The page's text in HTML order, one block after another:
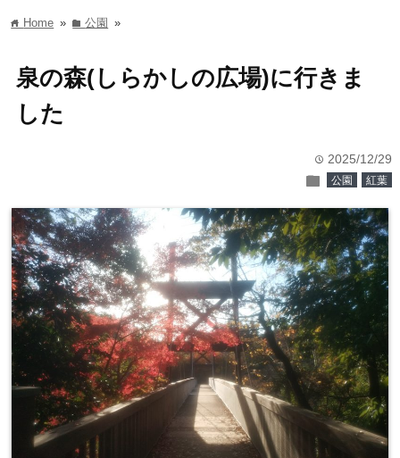
home Home » folder公園 »
泉の森(しらかしの広場)に行きま
した
time 2025/12/29
folder 公園 紅葉